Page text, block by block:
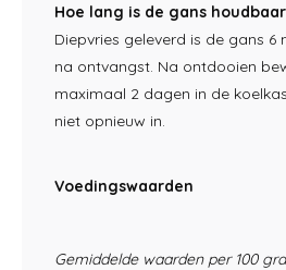
Hoe lang is de gans
Diepvries geleverd is de gans 6
na ontvangst. Na ontdooien
maximaal 2 dagen in de
niet opnieuw in.
Voedingswaarden
Gemiddelde waarden per 100